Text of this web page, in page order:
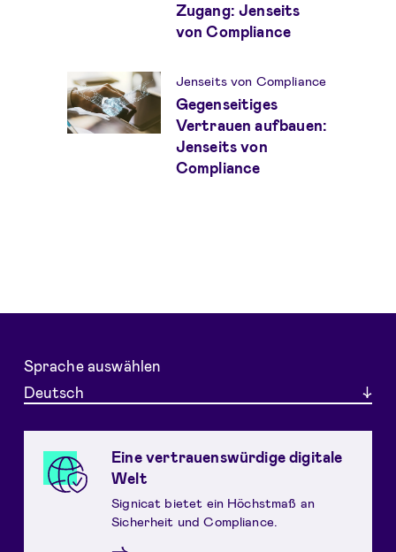
Zugang: Jenseits
von Compliance
Jenseits von Compliance
Gegenseitiges
Vertrauen aufbauen:
Jenseits von
Compliance
Sprache auswählen
Deutsch
Eine vertrauenswürdige digitale
Welt
Signicat bietet ein Höchstmaß an
Sicherheit und Compliance.